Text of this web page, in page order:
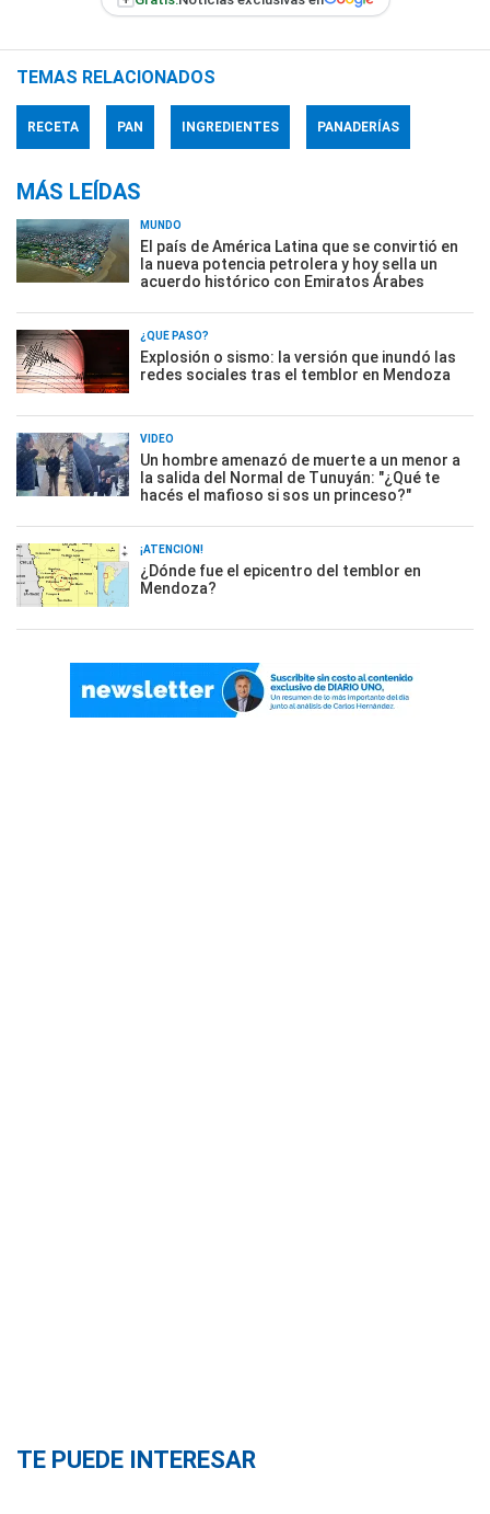
TEMAS RELACIONADOS
RECETA PAN INGREDIENTES PANADERÍAS
MÁS LEÍDAS
MUNDO
El país de América Latina que se convirtió en
la nueva potencia petrolera y hoy sella un
acuerdo histórico con Emiratos Árabes
¿QUÉ PASÓ?
Explosión o sismo: la versión que inundó las
redes sociales tras el temblor en Mendoza
VIDEO
Un hombre amenazó de muerte a un menor a
la salida del Normal de Tunuyán: "¿Qué te
hacés el mafioso si sos un princeso?"
¡ATENCIÓN!
¿Dónde fue el epicentro del temblor en
Mendoza?
TE PUEDE INTERESAR